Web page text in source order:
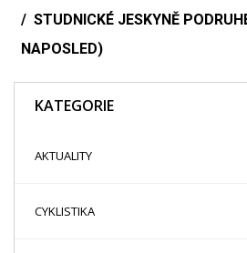
STUDNICKÉ JESKYNĚ
NAPOSLED)
KATEGORIE
AKTUALITY
CYKLISTIKA